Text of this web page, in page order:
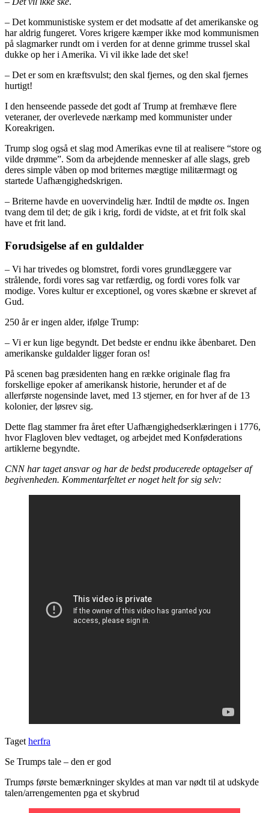
– Det kommunistiske system er det modsatte af det amerikanske og
har aldrig fungeret. Vores krigere kæmper ikke mod kommunismen
på slagmarker rundt om i verden for at denne grimme trussel skal
dukke op her i Amerika. Vi vil ikke lade det ske!
– Det er som en kræftsvulst; den skal fjernes, og den skal fjernes
hurtigt!
I den henseende passede det godt af Trump at fremhæve flere
veteraner, der overlevede nærkamp med kommunister under
Koreakrigen.
Trump slog også et slag mod Amerikas evne til at realisere “store og
vilde drømme”. Som da arbejdende mennesker af alle slags, greb
deres simple våben op mod briternes mægtige militærmagt og
startede Uafhængighedskrigen.
– Briterne havde en uovervindelig hær. Indtil de mødte os. Ingen
tvang dem til det; de gik i krig, fordi de vidste, at et frit folk skal
have et frit land.
Forudsigelse af en guldalder
– Vi har trivedes og blomstret, fordi vores grundlæggere var
strålende, fordi vores sag var retfærdig, og fordi vores folk var
modige. Vores kultur er exceptionel, og vores skæbne er skrevet af
Gud.
250 år er ingen alder, ifølge Trump:
– Vi er kun lige begyndt. Det bedste er endnu ikke åbenbaret. Den
amerikanske guldalder ligger foran os!
På scenen bag præsidenten hang en række originale flag fra
forskellige epoker af amerikansk historie, herunder et af de
allerførste nogensinde lavet, med 13 stjerner, en for hver af de 13
kolonier, der løsrev sig.
Dette flag stammer fra året efter Uafhængighedserklæringen i 1776,
hvor Flagloven blev vedtaget, og arbejdet med Konføderations
artiklerne begyndte.
CNN har taget ansvar og har de bedst producerede optagelser af
begivenheden. Kommentarfeltet er noget helt for sig selv:
Taget herfra
Se Trumps tale – den er god
Trumps første bemærkninger skyldes at man var nødt til at udskyde
talen/arrengementen pga et skybrud